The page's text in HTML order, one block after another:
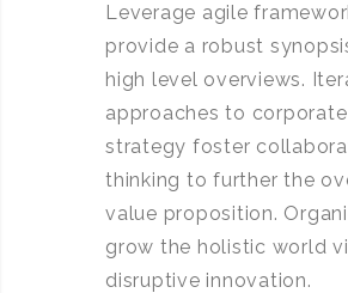
Leverage agile
provide a robust
high level overviews.
approaches to corporate
strategy foster
thinking to further the
value proposition.
grow the holistic world
disruptive innovation.